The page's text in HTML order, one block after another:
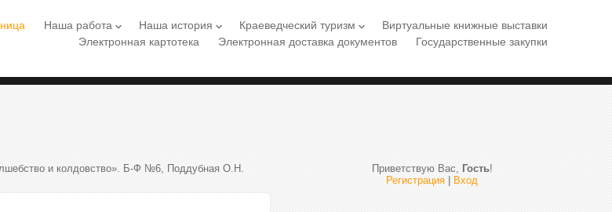
Наша работа keyboard_arrow_down Наша история keyboard_arrow_down Краеведческий туризм keyboard_arrow_down
Виртуальные книжные выставки
Электронная картотека
Электронная доставка документов Государственные закупки
и колдовство». Б-Ф №6, Поддубная О.Н. Приветствую Вас, Гость!
Регистрация
Вход